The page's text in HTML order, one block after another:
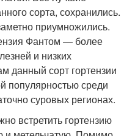
сорта, сохранились.
приумножились.
Фантом — более
и низких
данный сорт гортензии
популярностью среди
суровых регионах.
встретить гортензию